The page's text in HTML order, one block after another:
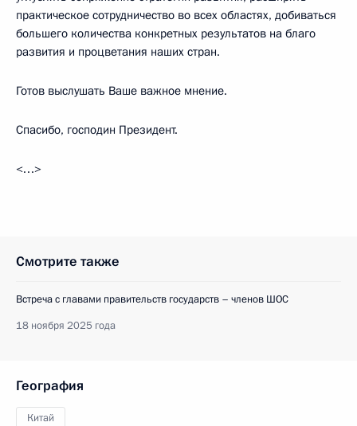
практическое сотрудничество во всех областях, добиваться
большего количества конкретных результатов на благо
развития и процветания наших стран.
Готов выслушать Ваше важное мнение.
Спасибо, господин Президент.
<…>
Смотрите также
Встреча с главами правительств государств – членов ШОС
18 ноября 2025 года
География
Китай